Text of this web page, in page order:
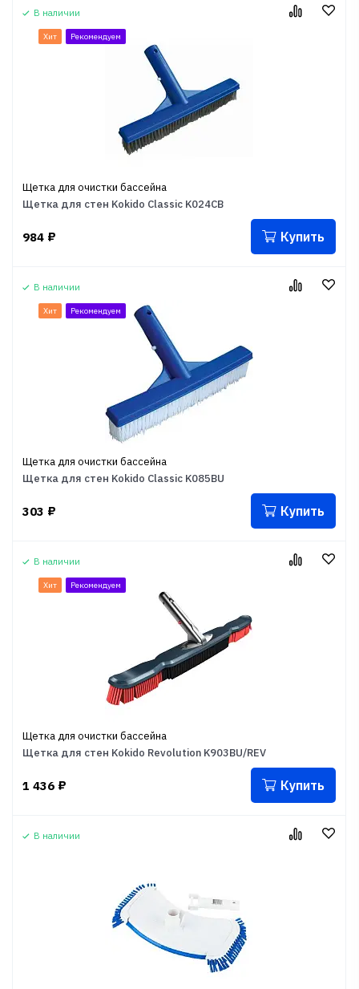
В наличии
Хит Рекомендуем
Щетка для очистки бассейна
Щетка для стен Kokido Classic K024CB
984 ₽ Купить
В наличии
Хит Рекомендуем
Щетка для очистки бассейна
Щетка для стен Kokido Classic K085BU
303 ₽ Купить
В наличии
Хит Рекомендуем
Щетка для очистки бассейна
Щетка для стен Kokido Revolution K903BU/REV
1 436 ₽ Купить
В наличии